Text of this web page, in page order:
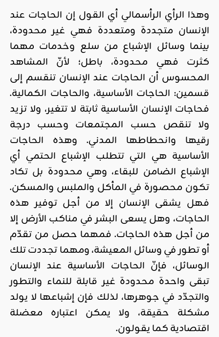
وهذا الرأي الرأسمالي أي القول إن الحاجات عند
الإنسان متجددة ومتعددة فهي غير محدودة،
بينما وسائل الإشباع من سلع وخدمات مهما
كثرت فهي محدودة، باطل؛ لأنّ المشاهد
المحسوس أن الحاجات عند الإنسان تنقسم إلى
قسمين: الحاجات الأساسية، والحاجات الكمالية.
فحاجات الإنسان الأساسية ثابتة لا تتغير، ولا تزيد
ولا تنقص حسب المجتمعات وحسب درجة
رقيها وانحطاطها المدني. وهذه الحاجات
الأساسية هي التي تتطلب الإشباع الحتمي أي
الإشباع الضامن للبقاء، وهي محدودة بل تكاد
تكون محصورة في المأكل والملبس والمسكن.
فهل يشقى الإنسان إلا من أجل توفير هذه
الحاجات، وهل يسعى البشر في مناكب الأرض إلا
من أجل هذه الحاجات. فمهما حصل من تقدّم
أو تطور في وسائل المعيشة، ومهما تجددت تلك
الوسائل، فإنّ الحاجات الأساسية عند الإنسان
تبقى واحدة محدودة غير قابلة للنماء والتطور
والتجدّد في جوهرها، لذلك فإن إشباعها لا يولد
مشكلة حقيقة، ولا يمكن اعتباره معضلة
اقتصادية كما يقولون.